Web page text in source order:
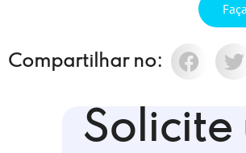
Compartilhar no:
Solicite